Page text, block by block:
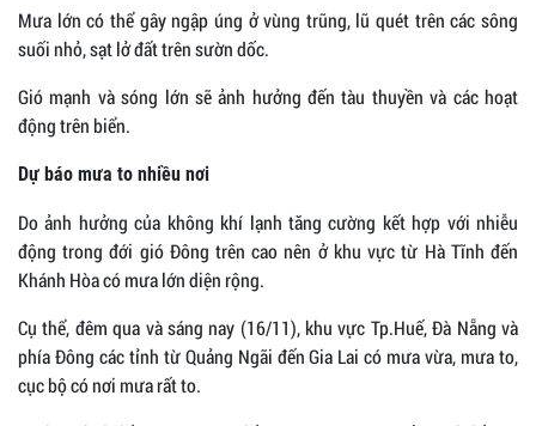
Mưa lớn có thể gây ngập úng ở vùng trũng, lũ quét trên các sông
suối nhỏ, sạt lở đất trên sườn dốc.
Gió mạnh và sóng lớn sẽ ảnh hưởng đến tàu thuyền và các hoạt
động trên biển.
Dự báo mưa to nhiều nơi
Do ảnh hưởng của không khí lạnh tăng cường kết hợp với nhiễu
động trong đới gió Đông trên cao nên ở khu vực từ Hà Tĩnh đến
Khánh Hòa có mưa lớn diện rộng.
Cụ thể, đêm qua và sáng nay (16/11), khu vực Tp.Huế, Đà Nẵng và
phía Đông các tỉnh từ Quảng Ngãi đến Gia Lai có mưa vừa, mưa to,
cục bộ có nơi mưa rất to.